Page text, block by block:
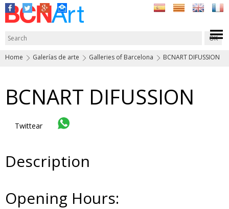
Home Galerías de arte Galleries of Barcelona BCNART DIFUSSION
BCNART DIFUSSION
Twittear
Description
Opening Hours: